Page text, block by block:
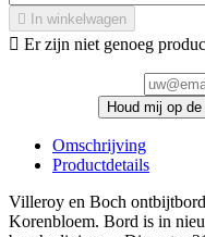
 In winkelwagen
 Er zijn niet genoeg
Houd mij op
Omschrijving
Productdetails
Villeroy en Boch
Korenbloem. Bord is in